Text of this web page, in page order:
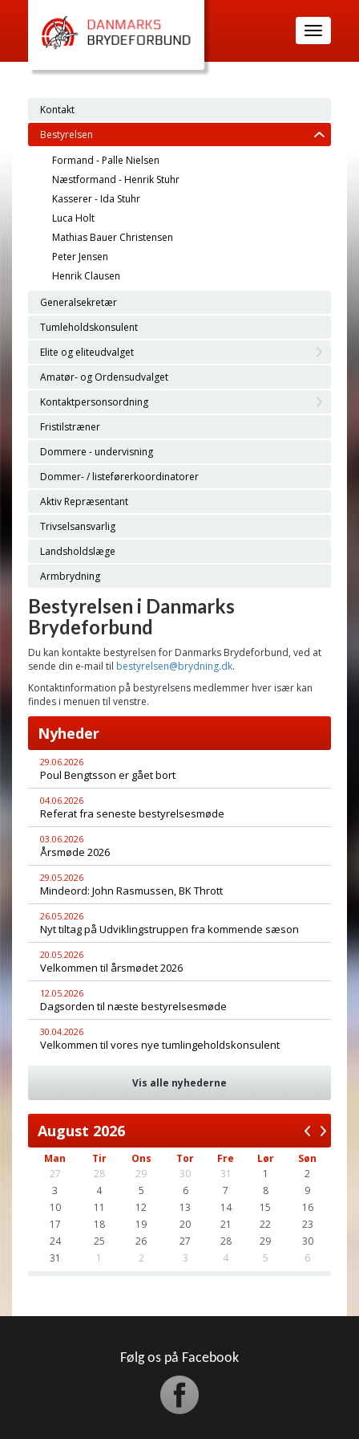
Toggle
navigation
Kontakt
Bestyrelsen
Formand - Palle Nielsen
Næstformand - Henrik Stuhr
Kasserer - Ida Stuhr
Luca Holt
Mathias Bauer Christensen
Peter Jensen
Henrik Clausen
Generalsekretær
Tumleholdskonsulent
Elite og eliteudvalget
Amatør- og Ordensudvalget
Kontaktpersonsordning
Fristilstræner
Dommere - undervisning
Dommer- / listeførerkoordinatorer
Aktiv Repræsentant
Trivselsansvarlig
Landsholdslæge
Armbrydning
Bestyrelsen i Danmarks
Brydeforbund
Du kan kontakte bestyrelsen for Danmarks Brydeforbund, ved at
sende din e-mail til bestyrelsen@brydning.dk.
Kontaktinformation på bestyrelsens medlemmer hver især kan
findes i menuen til venstre.
Nyheder
29.06.2026
Poul Bengtsson er gået bort
04.06.2026
Referat fra seneste bestyrelsesmøde
03.06.2026
Årsmøde 2026
29.05.2026
Mindeord: John Rasmussen, BK Thrott
26.05.2026
Nyt tiltag på Udviklingstruppen fra kommende sæson
20.05.2026
Velkommen til årsmødet 2026
12.05.2026
Dagsorden til næste bestyrelsesmøde
30.04.2026
Velkommen til vores nye tumlingeholdskonsulent
Vis alle nyhederne
August 2026
Man Tir Ons Tor Fre Lør
Søn
27
28 29 30 31 1
2
3
4 5 6 7 8
9
10
11 12 13 14 15
16
17
18 19 20 21 22
23
24
25 26 27 28 29
30
31
1 2 3 4 5 6
Følg os på Facebook